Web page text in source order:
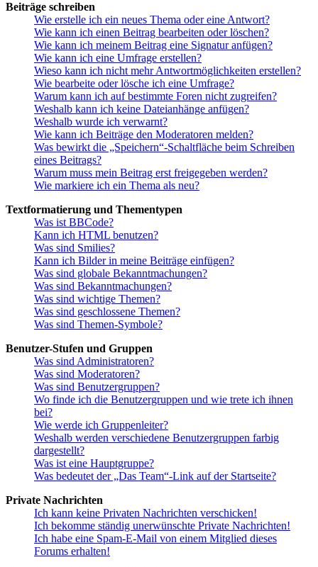
Beiträge schreiben
Wie erstelle ich ein neues Thema oder eine Antwort?
Wie kann ich einen Beitrag bearbeiten oder löschen?
Wie kann ich meinem Beitrag eine Signatur anfügen?
Wie kann ich eine Umfrage erstellen?
Wieso kann ich nicht mehr Antwortmöglichkeiten erstellen?
Wie bearbeite oder lösche ich eine Umfrage?
Warum kann ich auf bestimmte Foren nicht zugreifen?
Weshalb kann ich keine Dateianhänge anfügen?
Weshalb wurde ich verwarnt?
Wie kann ich Beiträge den Moderatoren melden?
Was bewirkt die „Speichern“-Schaltfläche beim Schreiben
eines Beitrags?
Warum muss mein Beitrag erst freigegeben werden?
Wie markiere ich ein Thema als neu?
Textformatierung und Thementypen
Was ist BBCode?
Kann ich HTML benutzen?
Was sind Smilies?
Kann ich Bilder in meine Beiträge einfügen?
Was sind globale Bekanntmachungen?
Was sind Bekanntmachungen?
Was sind wichtige Themen?
Was sind geschlossene Themen?
Was sind Themen-Symbole?
Benutzer-Stufen und Gruppen
Was sind Administratoren?
Was sind Moderatoren?
Was sind Benutzergruppen?
Wo finde ich die Benutzergruppen und wie trete ich ihnen
bei?
Wie werde ich Gruppenleiter?
Weshalb werden verschiedene Benutzergruppen farbig
dargestellt?
Was ist eine Hauptgruppe?
Was bedeutet der „Das Team“-Link auf der Startseite?
Private Nachrichten
Ich kann keine Privaten Nachrichten verschicken!
Ich bekomme ständig unerwünschte Private Nachrichten!
Ich habe eine Spam-E-Mail von einem Mitglied dieses
Forums erhalten!